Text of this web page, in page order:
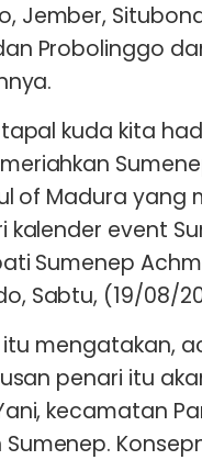
Jember,
Probolinggo
kuda kita
of Madura yang
kalender event
Sumenep
Sabtu, (19/08/
itu mengatakan,
penari itu
kecamatan